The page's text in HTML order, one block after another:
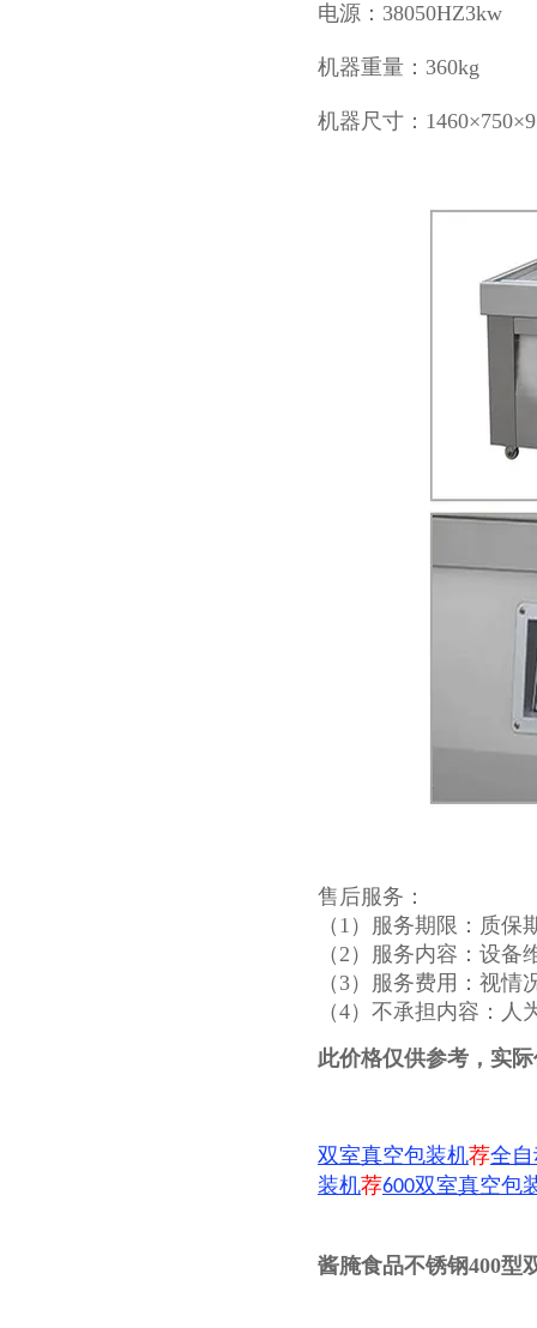
电源：38050HZ3kw
机器重量：360kg
机器尺寸：
售后服务：
（1）服务期限：质
（2）服务内容：设
（3）服务费用：视情
（4）不承担内容：人
此价格仅供参考，实
双室真空包装机荐全
装机荐600双室真空包
酱腌食品不锈钢400型